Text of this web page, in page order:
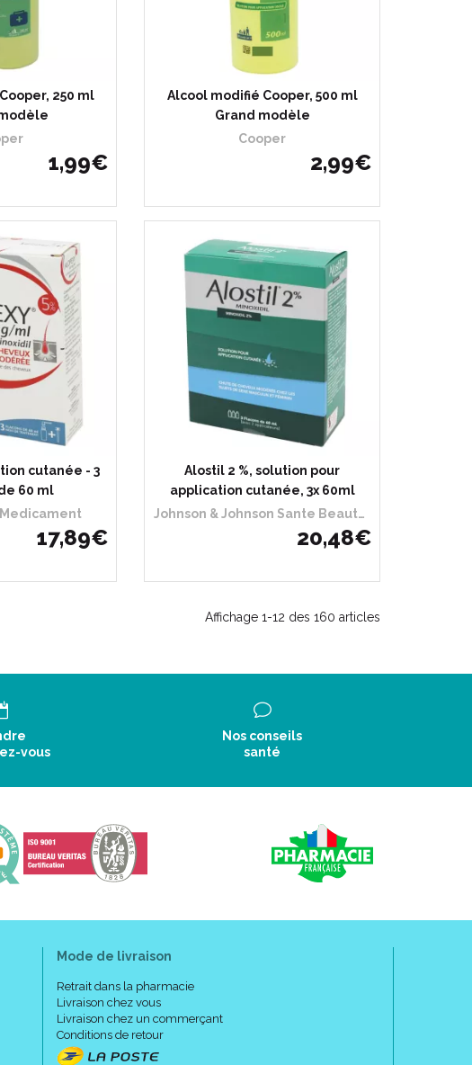
250 ml
1,99€
Alcool modifié Cooper, 500 ml
Grand modèle
Cooper
2,99€
cutanée - 3
60 ml
17,89€
Alostil 2 %, solution pour
application cutanée, 3x 60ml
Johnson & Johnson Sante Beaute France
20,48€
Affichage 1-12 des 160 articles
vous
Nos conseils
santé
Mode de livraison
Retrait dans la pharmacie
Livraison chez vous
Livraison chez un commerçant
Conditions de retour